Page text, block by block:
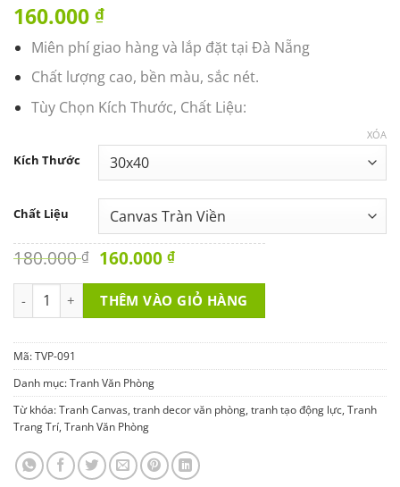
160.000 ₫
Miên phí giao hàng và lắp đặt tại Đà Nẵng
Chất lượng cao, bền màu, sắc nét.
Tùy Chọn Kích Thước, Chất Liệu:
Kích Thước
Chất Liệu
XÓA
180.000₫ Original
was:
180.000 ₫.
160.000 ₫Current
is:
160.000 ₫.
Tranh Văn Phòng - Vùng An Toàn Của Bạn - TVP-091 số lượng
THÊM VÀO GIỎ HÀNG
Mã:TVP-091
Danh mục:Tranh Văn Phòng
Từ khóa:Tranh Canvas, tranh decor văn phòng, tranh tạo động lực, Tranh
Trang Trí, Tranh Văn Phòng